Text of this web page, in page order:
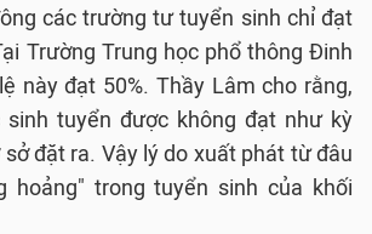
các trường tư tuyển sinh chỉ đạt
Trường Trung học phổ thông Đinh
này đạt 50%. Thầy Lâm cho rằng,
tuyển được không đạt như kỳ
đặt ra. Vậy lý do xuất phát từ đâu
hoảng" trong tuyển sinh của khối